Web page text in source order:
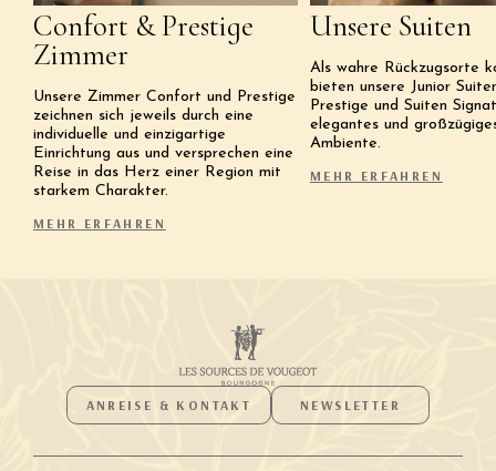
Confort & Prestige
Zimmer
Unsere Zimmer Confort und Prestige
zeichnen sich jeweils durch eine
individuelle und einzigartige
Einrichtung aus und versprechen eine
Reise in das Herz einer Region mit
starkem Charakter.
MEHR ERFAHREN
Unsere Suiten
Als wahre Rückzugsorte
bieten unsere Junior
Prestige und Suiten
elegantes und
Ambiente.
MEHR ERFAHREN
ANREISE & KONTAKT NEWSLETTER